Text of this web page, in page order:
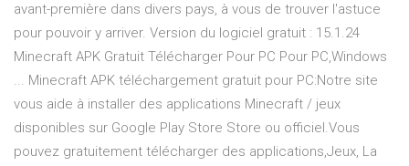
avant-première dans divers pays, à vous de trouver l'astuce
pour pouvoir y arriver. Version du logiciel gratuit : 15.1.24
Minecraft APK Gratuit Télécharger Pour PC Pour PC,Windows
... Minecraft APK téléchargement gratuit pour PC:Notre site
vous aide à installer des applications Minecraft / jeux
disponibles sur Google Play Store Store ou officiel.Vous
pouvez gratuitement télécharger des applications,Jeux, La